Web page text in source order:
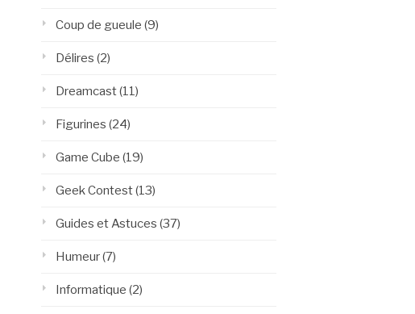
Coup de gueule (9)
Délires (2)
Dreamcast(11)
Figurines (24)
Game Cube (19)
Geek Contest(13)
Guides et Astuces (37)
Humeur(7)
Informatique (2)